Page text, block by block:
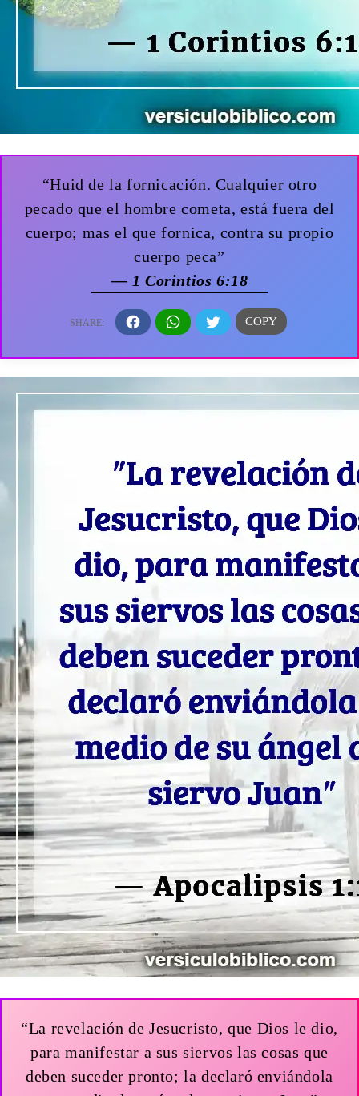
“Huid de la fornicación. Cualquier otro
pecado que el hombre cometa, está fuera del
cuerpo; mas el que fornica, contra su propio
cuerpo peca”
— 1 Corintios 6:18
“La revelación de Jesucristo, que Dios le dio,
para manifestar a sus siervos las cosas que
deben suceder pronto; la declaró enviándola